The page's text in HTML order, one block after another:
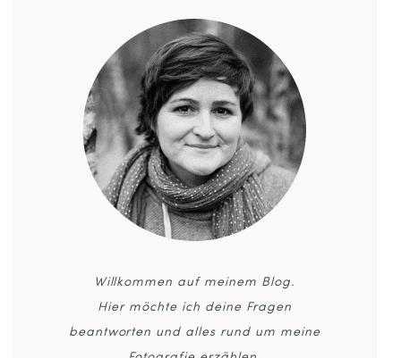
Willkommen auf meinem Blog.
Hier möchte ich deine Fragen
beantworten und alles rund um meine